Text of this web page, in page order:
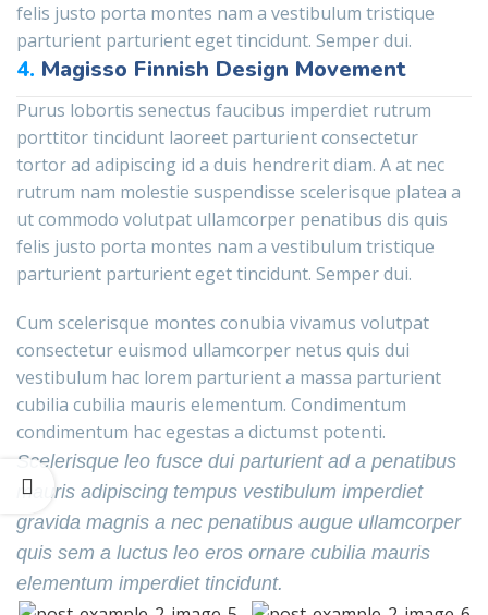
felis justo porta montes nam a vestibulum tristique
parturient parturient eget tincidunt. Semper dui.
4. Magisso Finnish Design Movement
Purus lobortis senectus faucibus imperdiet rutrum
porttitor tincidunt laoreet parturient consectetur
tortor ad adipiscing id a duis hendrerit diam. A at nec
rutrum nam molestie suspendisse scelerisque platea a
ut commodo volutpat ullamcorper penatibus dis quis
felis justo porta montes nam a vestibulum tristique
parturient parturient eget tincidunt. Semper dui.
Cum scelerisque montes conubia vivamus volutpat
consectetur euismod ullamcorper netus quis dui
vestibulum hac lorem parturient a massa parturient
cubilia cubilia mauris elementum. Condimentum
condimentum hac egestas a dictumst potenti.
Scelerisque leo fusce dui parturient ad a penatibus
mauris adipiscing tempus vestibulum imperdiet
gravida magnis a nec penatibus augue ullamcorper
quis sem a luctus leo eros ornare cubilia mauris
elementum imperdiet tincidunt.